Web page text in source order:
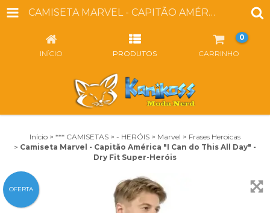
CAMISETA MARVEL - CAPITÃO AMÉRICA "I CAN DO THIS ALL DAY" - DRY FIT SUPER-HERÓIS
INÍCIO PRODUTOS CARRINHO
0
Início > *** CAMISETAS > - HERÓIS > Marvel > Frases Heroicas
> Camiseta Marvel - Capitão América "I Can do This All Day" -
Dry Fit Super-Heróis
OFERTA